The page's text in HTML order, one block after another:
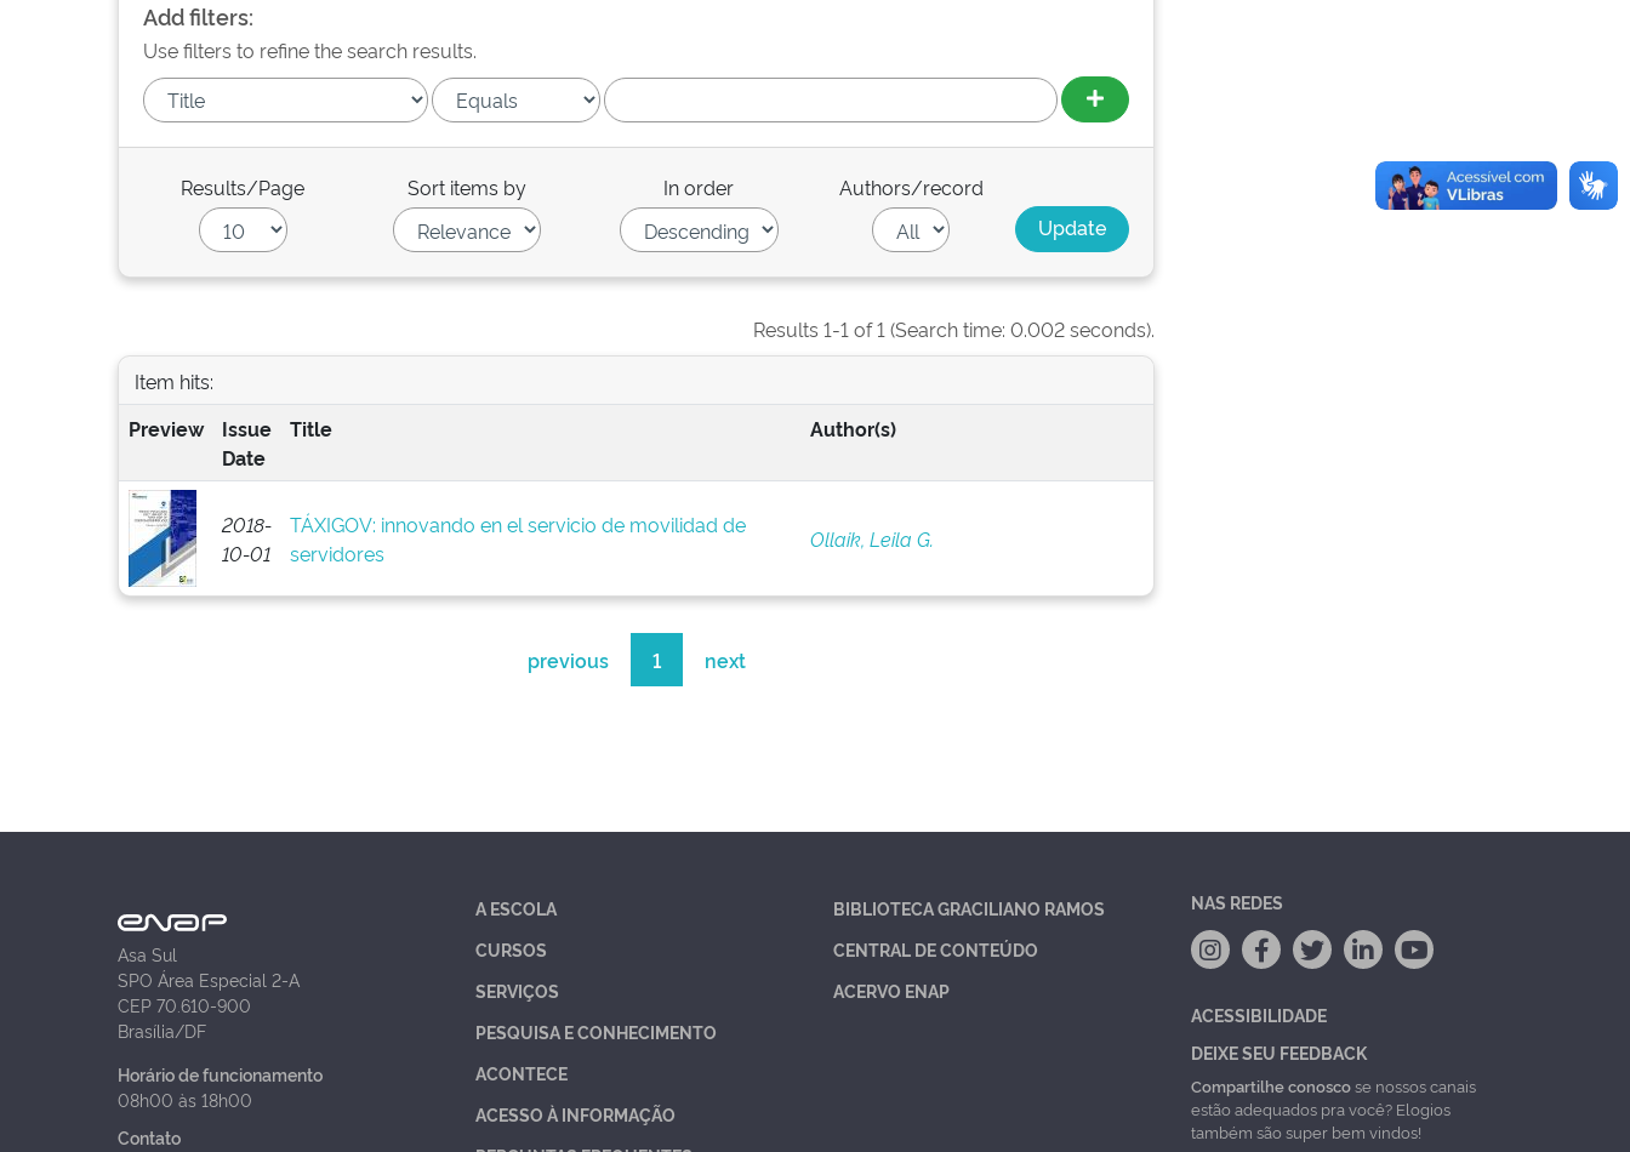
Add filters:
Use filters to refine the search results.
Results/Page Sort items by In order Authors/record
Results 1-1 of 1 (Search time: 0.002 seconds).
Item hits:
Preview
Issue
Date
Title Author(s)
2018-
10-01
TÁXIGOV: innovando en el servicio de movilidad de
servidores
Ollaik, Leila G.
previous 1 next
Asa Sul
SPO Área Especial 2-A
CEP 70.610-900
Brasília/DF
Horário de funcionamento
08h00 às 18h00
Contato
A ESCOLA
CURSOS
SERVIÇOS
PESQUISA E CONHECIMENTO
ACONTECE
ACESSO À INFORMAÇÃO
BIBLIOTECA GRACILIANO RAMOS
CENTRAL DE CONTEÚDO
ACERVO ENAP
NAS REDES
ACESSIBILIDADE
DEIXE SEU FEEDBACK
Compartilhe conoscose nossos canais
estão adequados pra você? Elogios
também são super bem vindos!